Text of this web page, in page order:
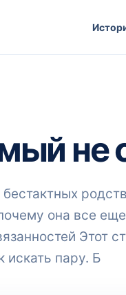
не
она все
Этот
пару. Б